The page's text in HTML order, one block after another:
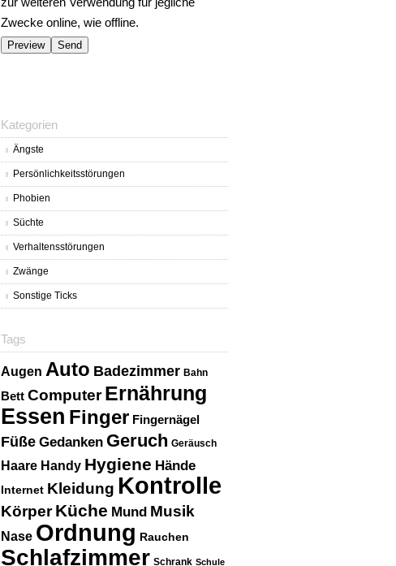
Zwecke online, wie offline.
Kategorien
Ängste
Persönlichkeitsstörungen
Phobien
Süchte
Verhaltensstörungen
Zwänge
Sonstige Ticks
Tags
Augen Auto Badezimmer Bahn
Bett Computer Ernährung
Essen Finger Fingernägel
Füße Gedanken Geruch Geräusch
Haare Handy Hygiene Hände
Internet Kleidung Kontrolle
Körper Küche Mund Musik
Nase Ordnung Rauchen
Schlafzimmer Schrank Schule